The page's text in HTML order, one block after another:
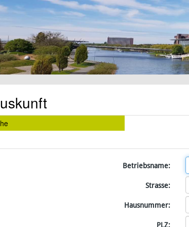
Betriebsname:
Strasse:
Hausnummer:
PLZ: